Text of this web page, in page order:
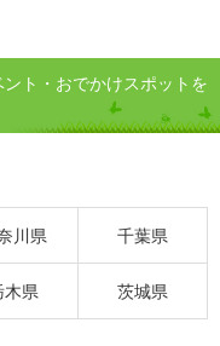
ト・おでかけスポットを
川県 千葉県
木県 茨城県